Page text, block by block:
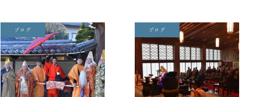
ブログ ブログ